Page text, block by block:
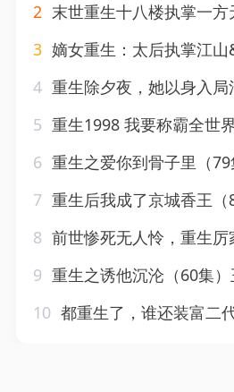
2 末世重生十八楼执掌一方天
3 嫡女重生：太后执掌江山&嫡女重生太
4 重生除夕夜，她以身入局清算一
5 重生1998 我要称霸全世
6 重生之爱你到骨子里（
7 重生后我成了京城香王（
8 前世惨死无人怜，重生厉家全听我差遣第二季&前世惨死无人怜重
9 重生之诱他沉沦（60集
10 都重生了，谁还装富二代啊第七季&都重生了谁